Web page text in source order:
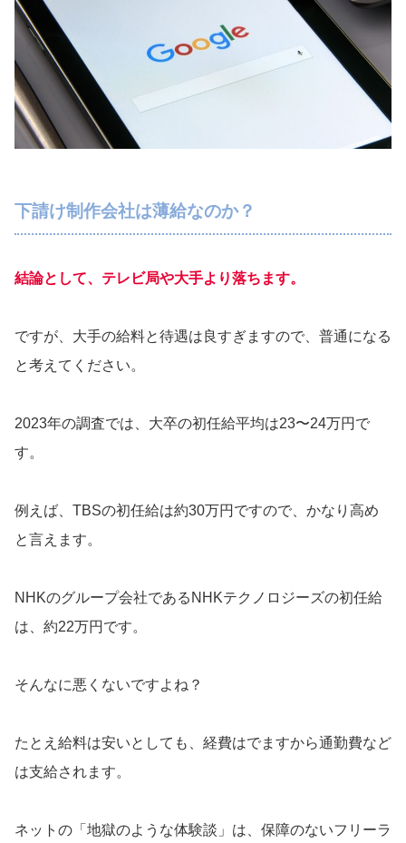
下請け制作会社は薄給なのか？
結論として、テレビ局や大手より落ちます。
ですが、大手の給料と待遇は良すぎますので、普通になる
と考えてください。
2023年の調査では、大卒の初任給平均は23〜24万円で
す。
例えば、TBSの初任給は約30万円ですので、かなり高め
と言えます。
NHKのグループ会社であるNHKテクノロジーズの初任給
は、約22万円です。
そんなに悪くないですよね？
たとえ給料は安いとしても、経費はでますから通勤費など
は支給されます。
ネットの「地獄のような体験談」は、保障のないフリーラ